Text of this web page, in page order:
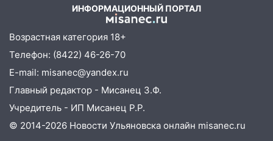
В Новом городе ураганным
ветром сорвало опалубку со
строящегося дома
13:54 В мэрии Ульяновска рассказали,
как устраняют последствия мощного
шторма
13:49 Стихия продолжает крушить
ИНФОРМАЦИОННЫЙ ПОРТАЛ
Возрастная категория 18+
Телефон: (8422) 46-26-70
E-mail: misanec@yandex.ru
Главный редактор - Мисанец З.Ф.
Учредитель - ИП Мисанец Р.Р.
© 2014-2026 Новости Ульяновска онлайн misanec.ru